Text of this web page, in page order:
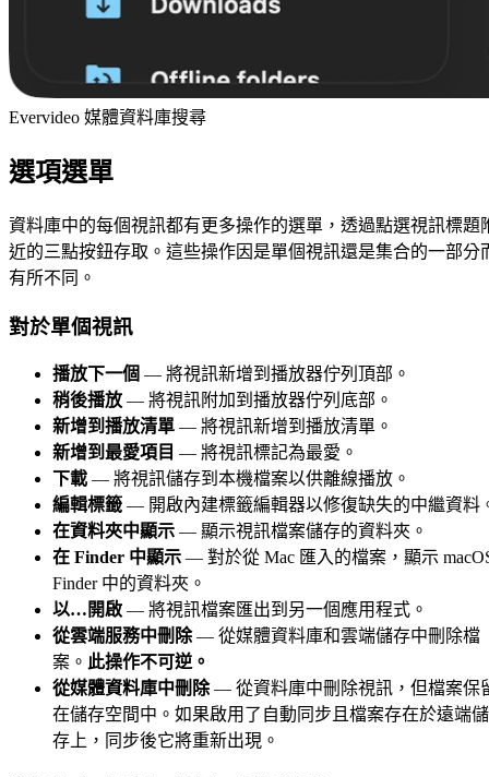
Evervideo 媒體資料庫搜尋
選項選單
資料庫中的每個視訊都有更多操作的選單，透過點選視訊標題
近的三點按鈕存取。這些操作因是單個視訊還是集合的一部分
有所不同。
對於單個視訊
播放下一個 — 將視訊新增到播放器佇列頂部。
稍後播放 — 將視訊附加到播放器佇列底部。
新增到播放清單 — 將視訊新增到播放清單。
新增到最愛項目 — 將視訊標記為最愛。
下載 — 將視訊儲存到本機檔案以供離線播放。
編輯標籤 — 開啟內建標籤編輯器以修復缺失的中繼資料
在資料夾中顯示 — 顯示視訊檔案儲存的資料夾。
在 Finder 中顯示 — 對於從 Mac 匯入的檔案，顯示
Finder 中的資料夾。
以…開啟 — 將視訊檔案匯出到另一個應用程式。
從雲端服務中刪除— 從媒體資料庫和雲端儲存中刪除檔
案。 此操作不可逆。
從媒體資料庫中刪除— 從資料庫中刪除視訊，但檔案保
在儲存空間中。如果啟用了自動同步且檔案存在於遠端儲
存上，同步後它將重新出現。